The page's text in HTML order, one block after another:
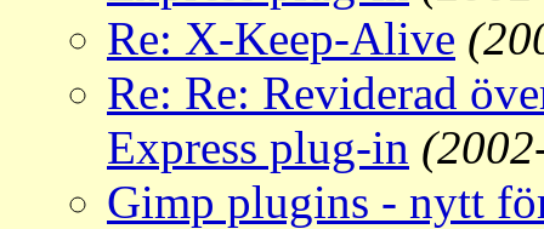
Re: X-Keep-Alive
Re: Re: Reviderad
Express plug-in
Gimp plugins - nytt